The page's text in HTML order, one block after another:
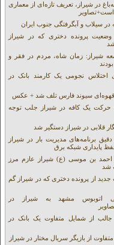
در شیراز، تعریف تازه‌ای از معماری
است+تصاویر
وضعیت پرونده دختری که در شیراز
شیراز: زمان شاه، مردم در فقر و
اختلاس نجومی یک کارمند بانک در
سیوند فارس تلف شد + عکس
یک کافه در شیراز جلب توجه
قلابی در شیراز دستگیر شد
برنامه‌های مدیریت بار در شیراز
پایداری شبکه برق
بن موسی (ع) شیراز عازم مرز
شد
جدید از پرونده دختری که در شیراز گم
اتوبوس مشهد به شیراز در
از شمایل متفاوت یک بانک در
از بازیگر سریال مختار در شیراز